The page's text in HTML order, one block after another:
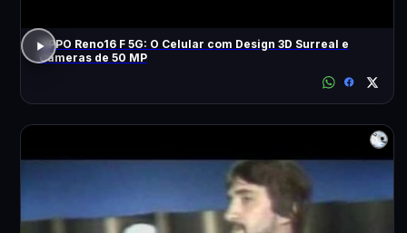
OPPO Reno16 F 5G: O Celular com Design 3D Surreal e
Câmeras de 50 MP